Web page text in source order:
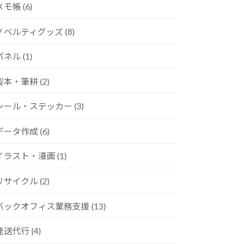
モ帳 (6)
ベルティグッズ (8)
ネル (1)
本・筆耕 (2)
ール・ステッカー (3)
ータ作成 (6)
ラスト・漫画 (1)
サイクル (2)
ックオフィス業務支援 (13)
送代行 (4)